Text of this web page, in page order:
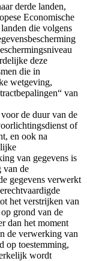
derde landen,
Economische
die volgens
deze
die in
wetgeving,
van
de duur van de
of
en ook na
van gegevens is
van de
gegevens verwerkt
het verstrijken van
grond van de
dan het moment
de verwerking van
op toestemming,
wordt